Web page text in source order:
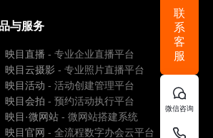
与服务
映目直播 - 专业企业直播平台
映目云摄影 - 专业照片直播平台
映目活动 - 活动创建管理平台
映目会拍 - 预约活动执行平台
映目·微网站 - 微网站搭建系统
映目官网 - 全流程数字办会云平台
联
系
客
服
微信咨询